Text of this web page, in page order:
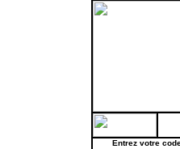
Entrez votre